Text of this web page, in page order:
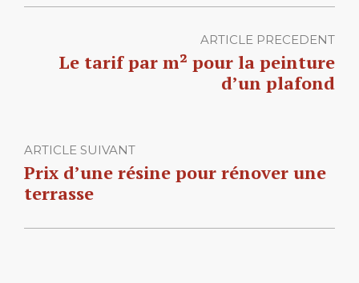
ARTICLE PRECEDENT
Le tarif par m² pour la peinture
d’un plafond
ARTICLE SUIVANT
Prix d’une résine pour rénover une
terrasse